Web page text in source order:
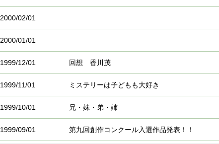
2000/02/01
2000/01/01
1999/12/01 回想 香川茂
1999/11/01 ミステリーは子どもも大好き
1999/10/01 兄・妹・弟・姉
1999/09/01 第九回創作コンクール入選作品発表！！